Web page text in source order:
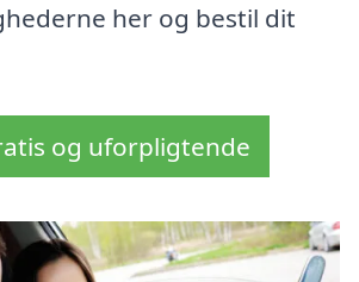
her og bestil dit
og uforpligtende